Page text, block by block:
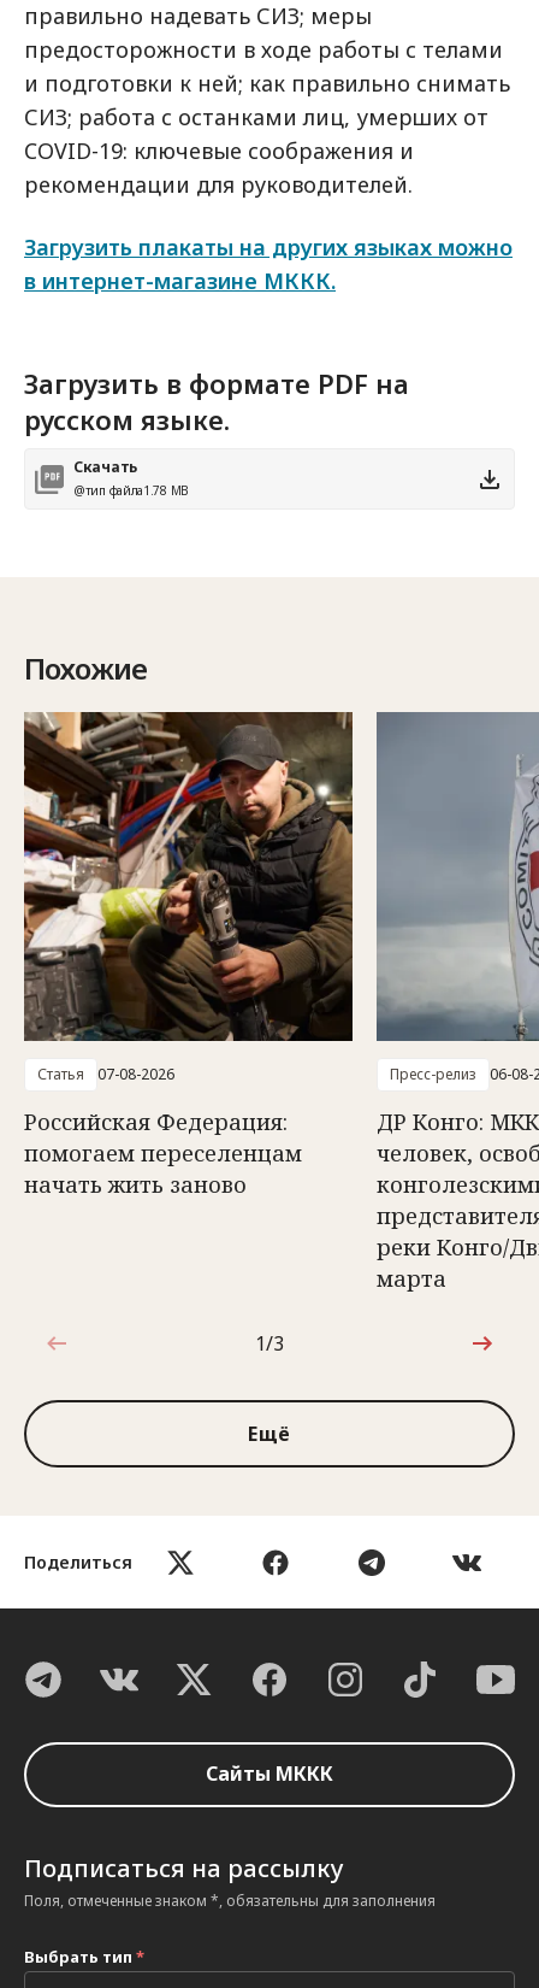
Поделиться
правильно надевать СИЗ; меры
предосторожности в ходе работы с телами
и подготовки к ней; как правильно снимать
СИЗ; работа с останками лиц, умерших от
COVID-19: ключевые соображения и
рекомендации для руководителей.
Загрузить плакаты на других языках можно
в интернет-магазине МККК.
Загрузить в формате PDF на
русском языке.
Скачать
@тип файла1.78 MB
Похожие
Статья 07-08-2026
Российская Федерация:
помогаем переселенцам
начать жить заново
Пресс-релиз 06-08-
ДР Конго:
человек,
реки Конго/
марта
1 из 3
1/3
Ещё
Сайты МККК
Подписаться на рассылку
Поля, отмеченные знаком *, обязательны для заполнения
Выбрать тип *